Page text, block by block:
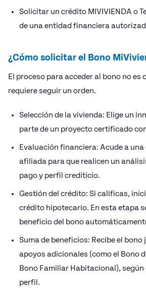
Solicitar un crédito MIVIVIENDA o
de una entidad financiera
¿Cómo solicitar el Bono
El proceso para acceder al bono no es
requiere seguir un orden.
Selección de la vivienda: Elige un
parte de un proyecto certificado
Evaluación financiera: Acude a
afiliada para que realicen un
pago y perfil crediticio.
Gestión del crédito: Si calificas,
crédito hipotecario. En esta etapa
beneficio del bono
Suma de beneficios: Recibe el
apoyos adicionales (como el Bono
Bono Familiar Habitacional),
perfil.